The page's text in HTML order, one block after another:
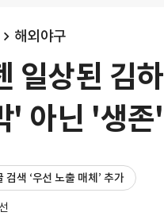
해외야구
일상된 김
' 아닌 '생
검색 ‘우선 노출 매체’ 추가